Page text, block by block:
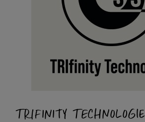
TRIFINITY TECHNOLOGIE